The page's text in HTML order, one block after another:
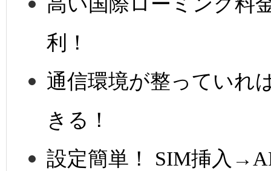
利！
通信環境が整っていれ
きる！
設定簡単！ SIM挿入